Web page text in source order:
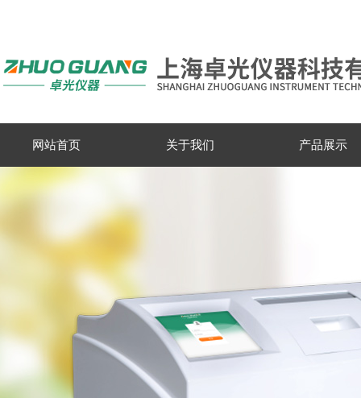
网站首页 关于我们 产品展示